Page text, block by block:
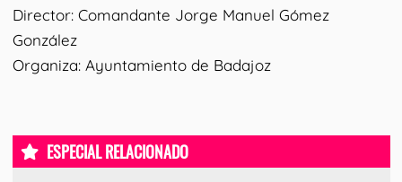
Director: Comandante Jorge Manuel Gómez
González
Organiza: Ayuntamiento de Badajoz
ESPECIAL RELACIONADO